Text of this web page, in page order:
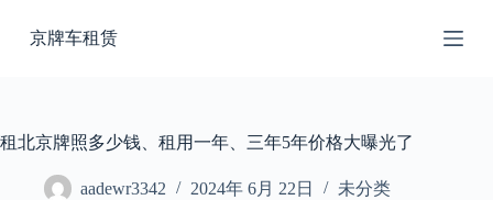
过
京牌车租赁
租北京牌照多少钱、租用一年、三年5年价格大曝光了
aadewr3342 2024年 6月 22日 未分类